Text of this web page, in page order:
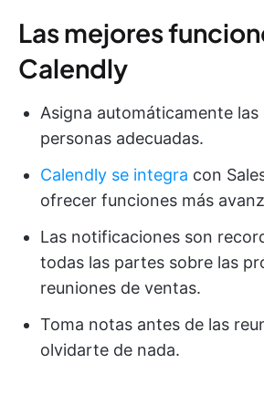
Las mejores
Calendly
Asigna automáticamente las
personas adecuadas.
Calendly se integra con
ofrecer funciones más
Las notificaciones son
todas las partes sobre las
reuniones de ventas.
Toma notas antes de las
olvidarte de nada.